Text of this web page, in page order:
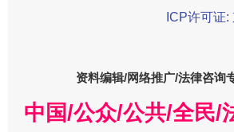
“刷贴”乱象丛生
ICP许可证
资料编辑/网络推广/法律咨询
中国/公众/公共/全民/